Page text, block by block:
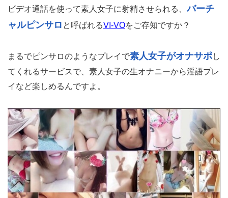
ビデオ通話を使って素人女子に射精させられる、バーチ
ャルピンサロ と呼ばれるVI-VOをご存知ですか？
まるでピンサロのようなプレイで素人女子がオナサポし
てくれるサービスで、素人女子の生オナニーから淫語プレ
イなど楽しめるんですよ。